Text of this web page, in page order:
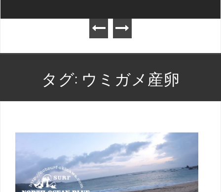
タグ: ウミガメ産卵